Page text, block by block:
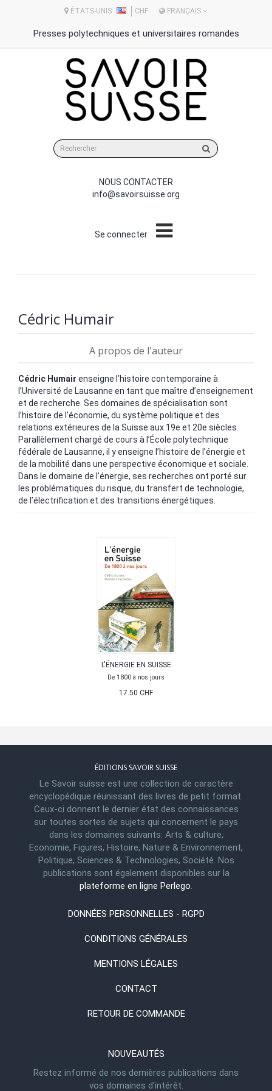
ÉTATS-UNIS CHF FRANÇAIS
Presses polytechniques et universitaires romandes
sur
site
NOUS CONTACTER
info@savoirsuisse.org
Se connecter
Cédric Humair
A propos de l'auteur
Cédric Humair enseigne l’histoire contemporaine à
l’Université de Lausanne en tant que maître d’enseignement
et de recherche. Ses domaines de spécialisation sont
l’histoire de l’économie, du système politique et des
relations extérieures de la Suisse aux 19e et 20e siècles.
Parallèlement chargé de cours à l’École polytechnique
fédérale de Lausanne, il y enseigne l’histoire de l’énergie et
de la mobilité dans une perspective économique et sociale.
Dans le domaine de l’énergie, ses recherches ont porté sur
les problématiques du risque, du transfert de technologie,
de l’électrification et des transitions énergétiques.
L'ÉNERGIE EN SUISSE
De 1800 à nos jours
17.50 CHF
ÉDITIONS SAVOIR SUISSE
Le Savoir suisse est une collection de caractère
encyclopédique réunissant des livres de petit format.
Ceux-ci donnent le dernier état des connaissances
sur toutes sortes de sujets qui concernent le pays
dans les domaines suivants: Arts & culture,
Economie, Figures, Histoire, Nature & Environnement,
Politique, Sciences & Technologies, Société. Nos
publications sont également disponibles sur la
plateforme en ligne Perlego.
DONNÉES PERSONNELLES - RGPD
CONDITIONS GÉNÉRALES
MENTIONS LÉGALES
CONTACT
RETOUR DE COMMANDE
NOUVEAUTÉS
Restez informé de nos dernières publications dans
vos domaines d'intérêt.